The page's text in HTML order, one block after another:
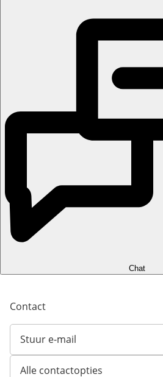
Chat
Contact
Stuur e-mail
Opent e-mailclient
Alle contactopties